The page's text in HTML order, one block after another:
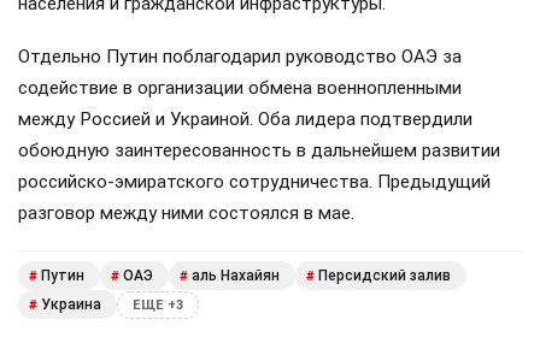
Отдельно Путин поблагодарил руководство ОАЭ за
содействие в организации обмена военнопленными
между Россией и Украиной. Оба лидера подтвердили
обоюдную заинтересованность в дальнейшем развитии
российско-эмиратского сотрудничества. Предыдущий
разговор между ними состоялся в мае.
# Путин # ОАЭ # аль Нахайян # Персидский залив
# Украина ЕЩЕ +3